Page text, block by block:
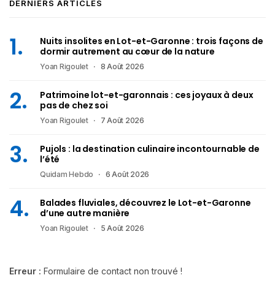
DERNIERS ARTICLES
Nuits insolites en Lot-et-Garonne : trois façons de
dormir autrement au cœur de la nature
Yoan Rigoulet 8 Août 2026
Patrimoine lot-et-garonnais : ces joyaux à deux
pas de chez soi
Yoan Rigoulet 7 Août 2026
Pujols : la destination culinaire incontournable de
l’été
Quidam Hebdo 6 Août 2026
Balades fluviales, découvrez le Lot-et-Garonne
d’une autre manière
Yoan Rigoulet 5 Août 2026
Erreur : Formulaire de contact non trouvé !